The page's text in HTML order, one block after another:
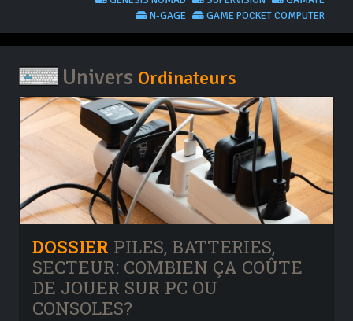
GAME POCKET COMPUTER
N-GAGE
Univers Ordinateurs
DOSSIER PILES, BATTERIES,
SECTEUR: COMBIEN ÇA COÛTE
DE JOUER SUR PC OU
CONSOLES?